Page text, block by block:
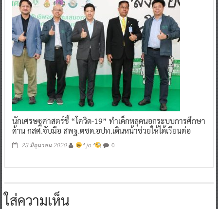
นักเศรษฐศาสตร์ชี้ “โควิด-19” ทำเด็กหลุดนอกระบบการศึกษา
ด้าน กสศ.จับมือ สพฐ.ตชด.อปท.เดินหน้าช่วยให้ได้เรียนต่อ
23 มิถุนายน 2020 ^ jo ^ 0
ใส่ความเห็น